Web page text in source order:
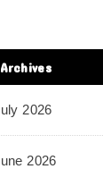
Archives
2026
2026